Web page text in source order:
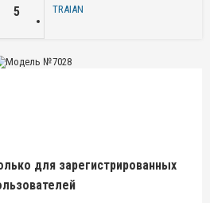
5
TRAIAN
для зарегистрированных